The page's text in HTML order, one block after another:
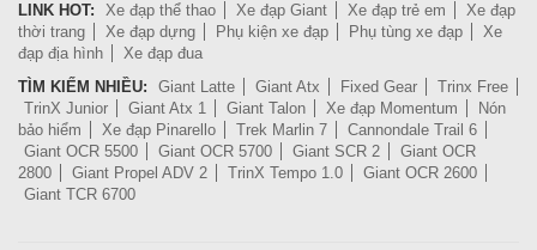
LINK HOT: Xe đạp thể thao Xe đạp Giant Xe đạp trẻ em
Xe đạp
thời trang
Xe đạp dựng Phụ kiện xe đạp Phụ tùng xe đạp
Xe
đạp địa hình
Xe đạp đua
TÌM KIẾM NHIỀU:
Giant Latte Giant Atx Fixed Gear
Trinx Free
TrinX Junior
Giant Atx 1 Giant Talon Xe đạp Momentum
Nón
bảo hiểm
Xe đạp Pinarello Trek Marlin 7
Cannondale Trail 6
Giant OCR 5500
Giant OCR 5700 Giant SCR 2
Giant OCR
2800
Giant Propel ADV 2 TrinX Tempo 1.0
Giant OCR 2600
Giant TCR 6700